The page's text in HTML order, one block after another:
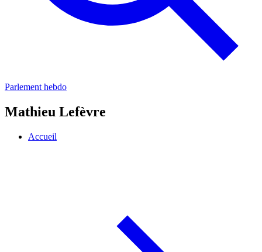
Parlement hebdo
Mathieu Lefèvre
Accueil